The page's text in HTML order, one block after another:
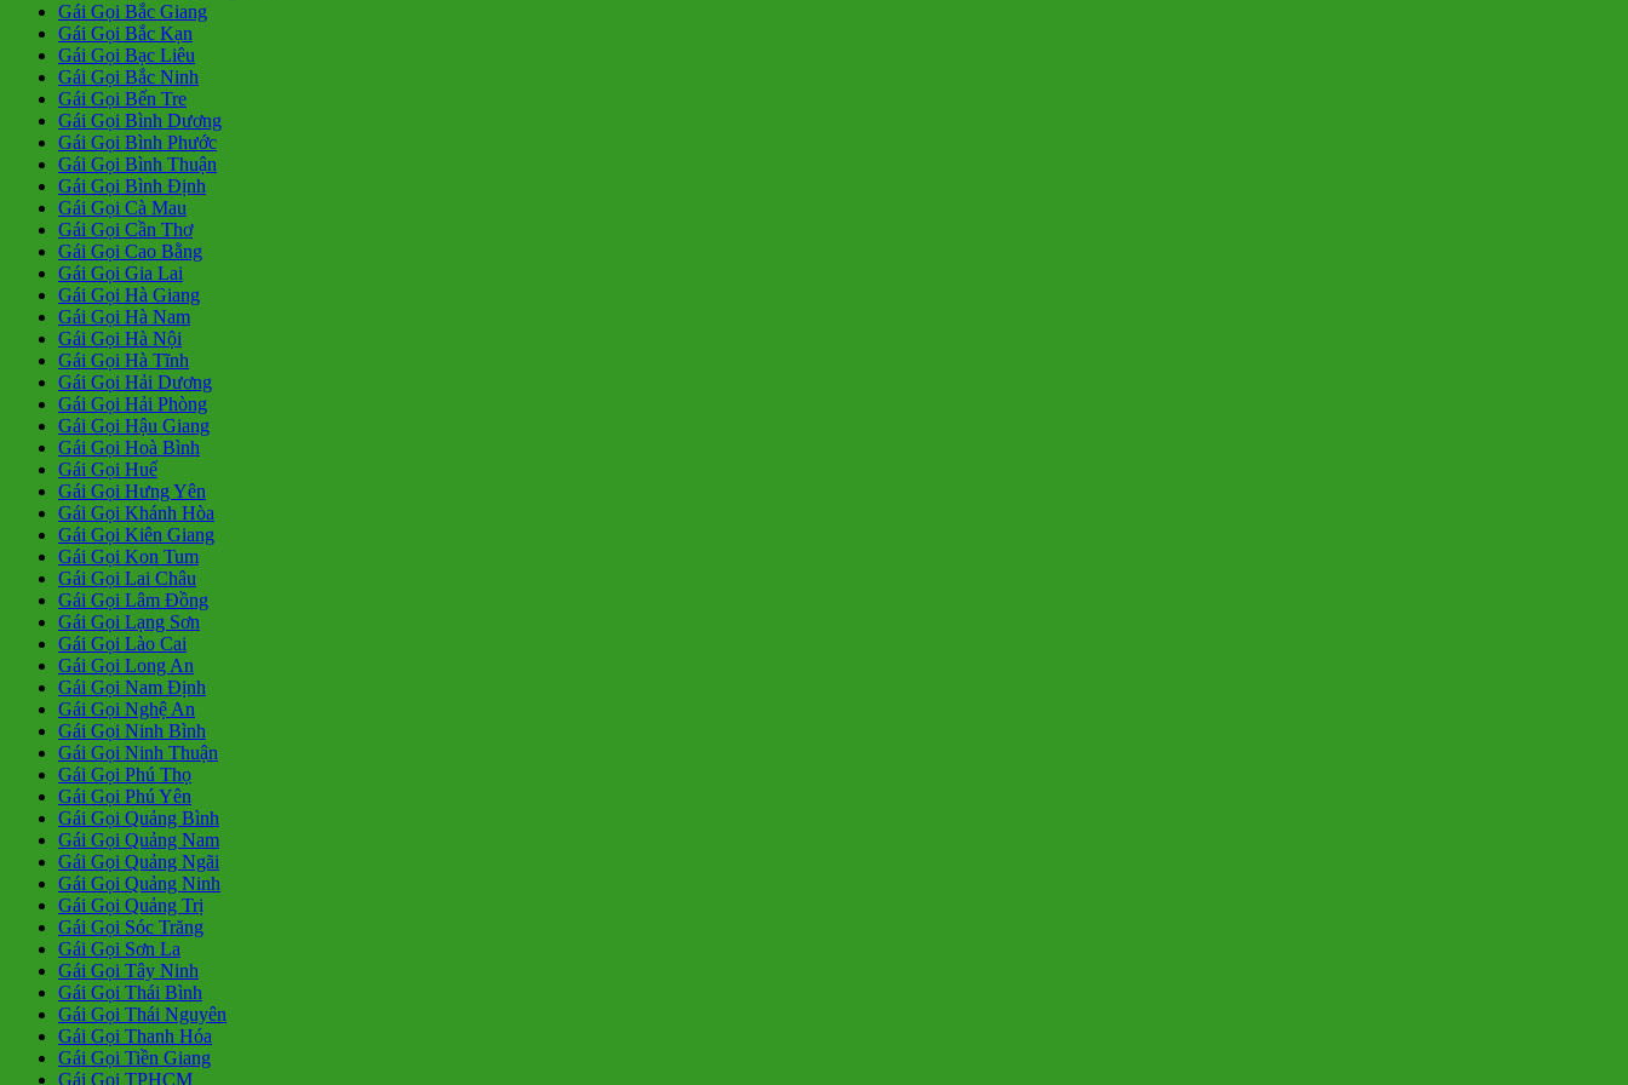
Gái Gọi Bắc Giang
Gái Gọi Bắc Kạn
Gái Gọi Bạc Liêu
Gái Gọi Bắc Ninh
Gái Gọi Bến Tre
Gái Gọi Bình Dương
Gái Gọi Bình Phước
Gái Gọi Bình Thuận
Gái Gọi Bình Định
Gái Gọi Cà Mau
Gái Gọi Cần Thơ
Gái Gọi Cao Bằng
Gái Gọi Gia Lai
Gái Gọi Hà Giang
Gái Gọi Hà Nam
Gái Gọi Hà Nội
Gái Gọi Hà Tĩnh
Gái Gọi Hải Dương
Gái Gọi Hải Phòng
Gái Gọi Hậu Giang
Gái Gọi Hoà Bình
Gái Gọi Huế
Gái Gọi Hưng Yên
Gái Gọi Khánh Hòa
Gái Gọi Kiên Giang
Gái Gọi Kon Tum
Gái Gọi Lai Châu
Gái Gọi Lâm Đồng
Gái Gọi Lạng Sơn
Gái Gọi Lào Cai
Gái Gọi Long An
Gái Gọi Nam Định
Gái Gọi Nghệ An
Gái Gọi Ninh Bình
Gái Gọi Ninh Thuận
Gái Gọi Phú Thọ
Gái Gọi Phú Yên
Gái Gọi Quảng Bình
Gái Gọi Quảng Nam
Gái Gọi Quảng Ngãi
Gái Gọi Quảng Ninh
Gái Gọi Quảng Trị
Gái Gọi Sóc Trăng
Gái Gọi Sơn La
Gái Gọi Tây Ninh
Gái Gọi Thái Bình
Gái Gọi Thái Nguyên
Gái Gọi Thanh Hóa
Gái Gọi Tiền Giang
Gái Gọi TPHCM